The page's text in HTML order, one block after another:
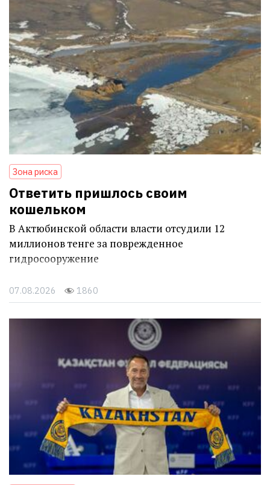
Зона риска
Ответить пришлось своим
кошельком
В Актюбинской области власти отсудили 12
миллионов тенге за поврежденное
гидросооружение
07.08.2026 1860